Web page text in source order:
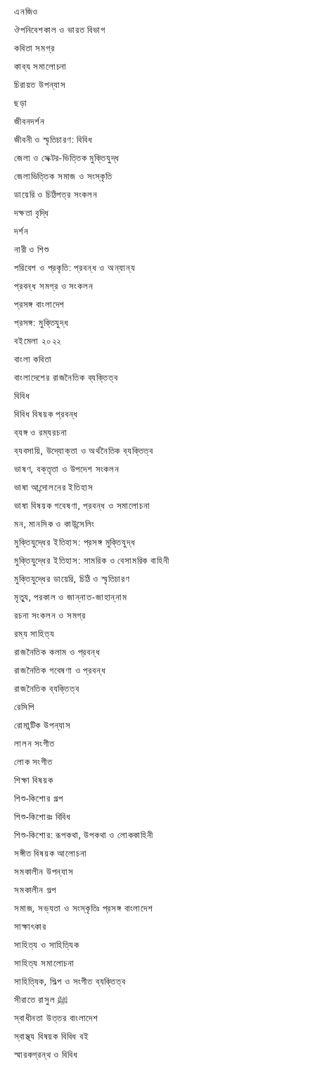
এনজিও
ঔপনিবেশকাল ও ভারত বিভাগ
কবিতা সমগ্র
কাব্য সমালোচনা
চিরায়ত উপন্যাস
ছড়া
জীবনদর্শন
জীবনী ও স্মৃতিচারণ: বিবিধ
জেলা ও সেক্টর-ভিত্তিক মুক্তিযুদ্ধ
জেলাভিত্তিক সমাজ ও সংস্কৃতি
ডায়েরি ও চিঠিপত্র সংকলন
দক্ষতা বৃদ্ধি
দর্শন
নারী ও শিশু
পরিবেশ ও প্রকৃতি: প্রবন্ধ ও অন্যান্য
প্রবন্ধ সমগ্র ও সংকলন
প্রসঙ্গ বাংলাদেশ
প্রসঙ্গ: মুক্তিযুদ্ধ
বইমেলা ২০২২
বাংলা কবিতা
বাংলাদেশের রাজনৈতিক ব্যক্তিত্ব
বিবিধ
বিবিধ বিষয়ক প্রবন্ধ
ব্যঙ্গ ও রম্যরচনা
ব্যবসায়ি, উদ্যোক্তা ও অর্থনৈতিক ব্যক্তিত্ব
ভাষণ, বক্তৃতা ও উপদেশ সংকলন
ভাষা আন্দোলনের ইতিহাস
ভাষা বিষয়ক গবেষণা, প্রবন্ধ ও সমালোচনা
মন, মানসিক ও কাউন্সেলিং
মুক্তিযুদ্ধের ইতিহাস: প্রসঙ্গ মুক্তিযুদ্ধ
মুক্তিযুদ্ধের ইতিহাস: সামরিক ও বেসামরিক বাহিনী
মুক্তিযুদ্ধের ডায়েরি, চিঠি ও স্মৃতিচারণ
মৃত্যু, পরকাল ও জান্নাত-জাহান্নাম
রচনা সংকলন ও সমগ্র
রম্য সাহিত্য
রাজনৈতিক কলাম ও প্রবন্ধ
রাজনৈতিক গবেষণা ও প্রবন্ধ
রাজনৈতিক ব্যক্তিত্ব
রেসিপি
রোমান্টিক উপন্যাস
লালন সংগীত
লোক সংগীত
শিক্ষা বিষয়ক
শিশু-কিশোর গল্প
শিশু-কিশোরঃ বিবিধ
শিশু-কিশোর: রূপকথা, উপকথা ও লোককাহিনী
সঙ্গীত বিষয়ক আলোচনা
সমকালীন উপন্যাস
সমকালীন গল্প
সমাজ, সভ্যতা ও সংস্কৃতিঃ প্রসঙ্গ বাংলাদেশ
সাক্ষাৎকার
সাহিত্য ও সাহিত্যিক
সাহিত্য সমালোচনা
সাহিত্যিক, শিল্প ও সংগীত ব্যক্তিত্ব
সীরাতে রাসুল ﷺ
স্বাধীনতা উত্তর বাংলাদেশ
স্বাস্থ্য বিষয়ক বিবিধ বই
স্মারকগ্রন্থ ও বিবিধ